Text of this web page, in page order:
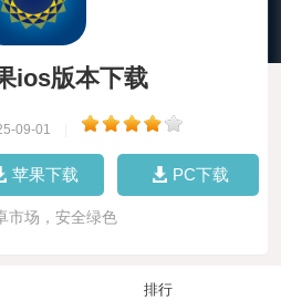
ios版本下载
09-01
苹果下载 PC下载
市场，安全绿色
排行